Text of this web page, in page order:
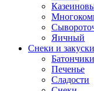
Яичный
Снеки и закуски
Батончики
Печенье
Сладости